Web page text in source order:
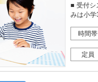
■ 受付シ
みは小学
時間帯
定員